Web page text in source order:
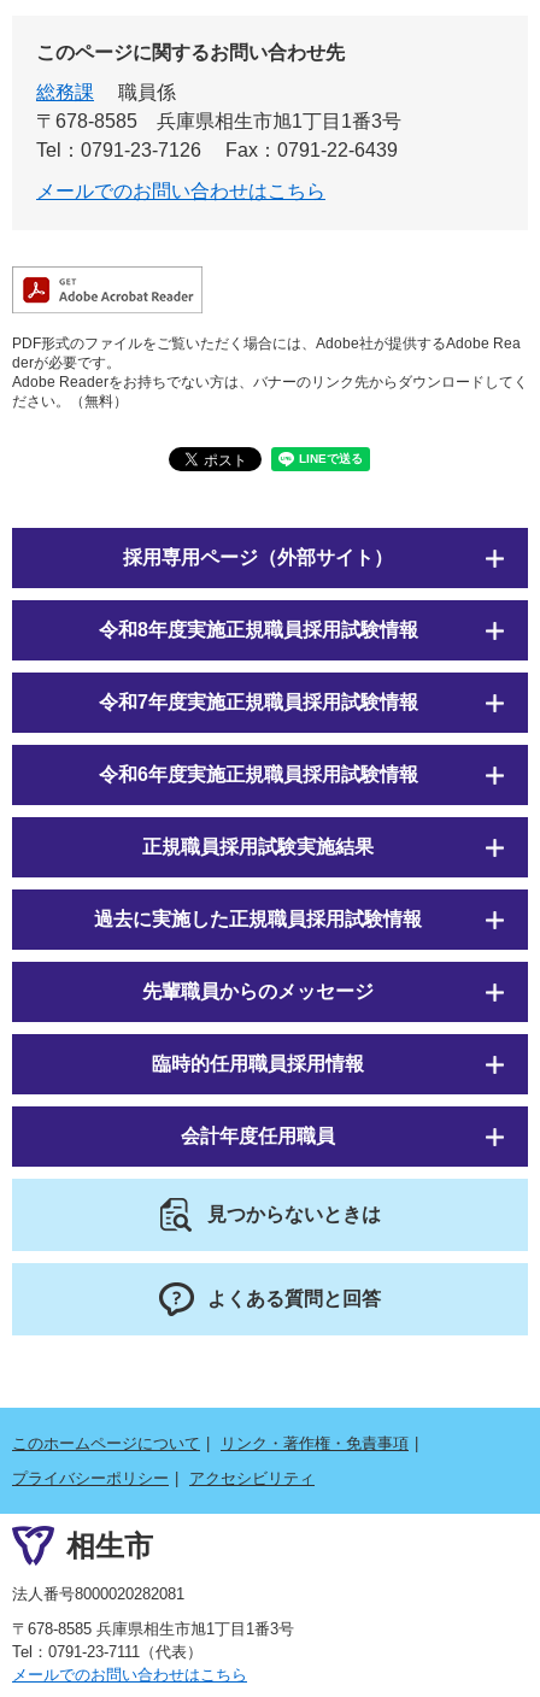
このページに関するお問い合わせ先
総務課
職員係
〒678-8585
兵庫県相生市旭1丁目1番3号
Tel：0791-23-7126
Fax：0791-22-6439
メールでのお問い合わせはこちら
PDF形式のファイルをご覧いただく場合には、Adobe社が提供するAdobe Rea
derが必要です。
Adobe Readerをお持ちでない方は、バナーのリンク先からダウンロードしてく
ださい。（無料）
採用専用ページ（外部サイト）
令和8年度実施正規職員採用試験情報
令和7年度実施正規職員採用試験情報
令和6年度実施正規職員採用試験情報
正規職員採用試験実施結果
過去に実施した正規職員採用試験情報
先輩職員からのメッセージ
臨時的任用職員採用情報
会計年度任用職員
見つからないときは
よくある質問と回答
このホームページについて
リンク・著作権・免責事項
プライバシーポリシー
アクセシビリティ
相生市
法人番号8000020282081
〒678-8585 兵庫県相生市旭1丁目1番3号
Tel：0791-23-7111（代表）
メールでのお問い合わせはこちら